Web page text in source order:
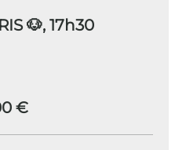
🐶, 17h30
€